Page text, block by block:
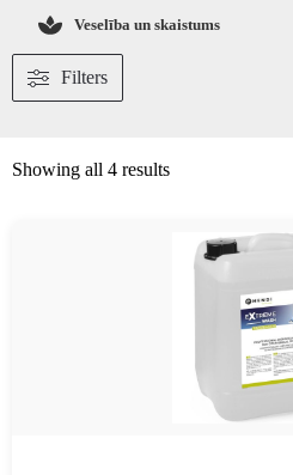
Veselība un skaistums
Filters
Showing all 4 results